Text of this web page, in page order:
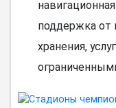
поддержка от
хранения,